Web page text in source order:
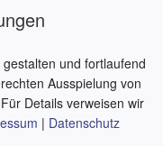
und fortlaufend
Ausspielung von
Details verweisen wir
| Datenschutz